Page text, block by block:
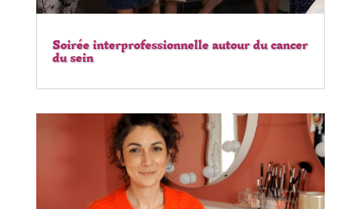
Soirée interprofessionnelle autour du cancer
du sein